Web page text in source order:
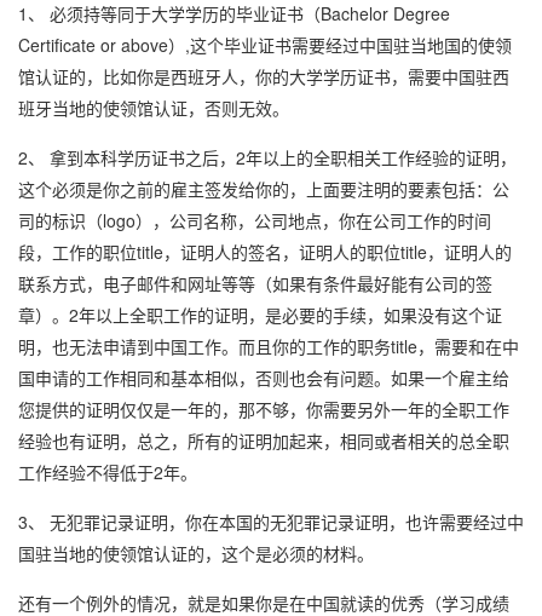
1、 必须持等同于大学学历的毕业证书（Bachelor Degree
Certificate or above）,这个毕业证书需要经过中国驻当地国的使领
馆认证的，比如你是西班牙人，你的大学学历证书，需要中国驻西
班牙当地的使领馆认证，否则无效。
2、 拿到本科学历证书之后，2年以上的全职相关工作经验的证明，
这个必须是你之前的雇主签发给你的，上面要注明的要素包括：公
司的标识（logo），公司名称，公司地点，你在公司工作的时间
段，工作的职位title，证明人的签名，证明人的职位title，证明人的
联系方式，电子邮件和网址等等（如果有条件最好能有公司的签
章）。2年以上全职工作的证明，是必要的手续，如果没有这个证
明，也无法申请到中国工作。而且你的工作的职务title，需要和在中
国申请的工作相同和基本相似，否则也会有问题。如果一个雇主给
您提供的证明仅仅是一年的，那不够，你需要另外一年的全职工作
经验也有证明，总之，所有的证明加起来，相同或者相关的总全职
工作经验不得低于2年。
3、 无犯罪记录证明，你在本国的无犯罪记录证明，也许需要经过中
国驻当地的使领馆认证的，这个是必须的材料。
还有一个例外的情况，就是如果你是在中国就读的优秀（学习成绩